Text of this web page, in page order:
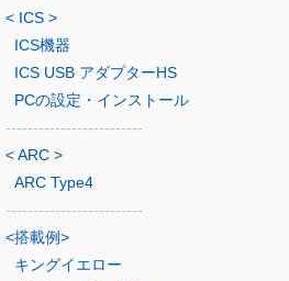
< ICS >
ICS機器
ICS USB アダプターHS
PCの設定・インストール
-------------------------
< ARC >
ARC Type4
-------------------------
<搭載例>
キングイエロー